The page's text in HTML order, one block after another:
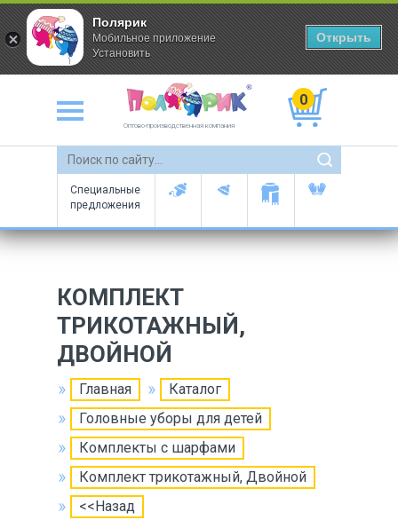
Оптово-производственная компания
0
Специальные
предложения
КОМПЛЕКТ
ТРИКОТАЖНЫЙ,
ДВОЙНОЙ
Главная
Каталог
Головные уборы для детей
Комплекты с шарфами
Комплект трикотажный, Двойной
<<Назад
Полярик
Мобильное приложение
Установить
Открыть